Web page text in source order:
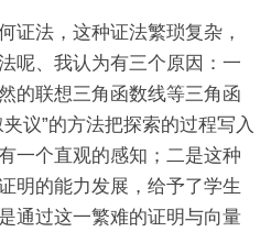
证法，这种证法繁琐复杂，
呢、我认为有三个原因：一
的联想三角函数线等三角函
议”的方法把探索的过程写入
一个直观的感知；二是这种
明的能力发展，给予了学生
通过这一繁难的证明与向量